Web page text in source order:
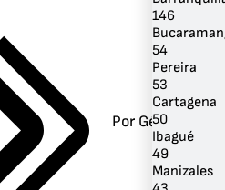
Por Género
146
54
Pereira
53
Cartagena
50
Ibagué
49
Manizales